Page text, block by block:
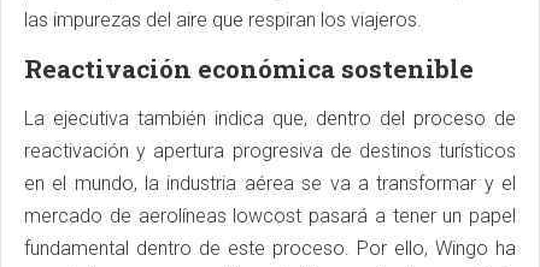
las impurezas del aire que respiran los viajeros.
Reactivación económica sostenible
La ejecutiva también indica que, dentro del proceso de
reactivación y apertura progresiva de destinos turísticos
en el mundo, la industria aérea se va a transformar y el
mercado de aerolíneas lowcost pasará a tener un papel
fundamental dentro de este proceso. Por ello, Wingo ha